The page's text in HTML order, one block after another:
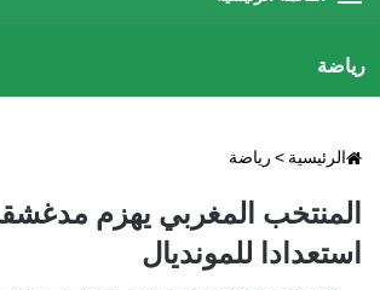
رياضة
الرئيسية > رياضة
المنتخب المغربي يهزم
استعدادا للمونديال